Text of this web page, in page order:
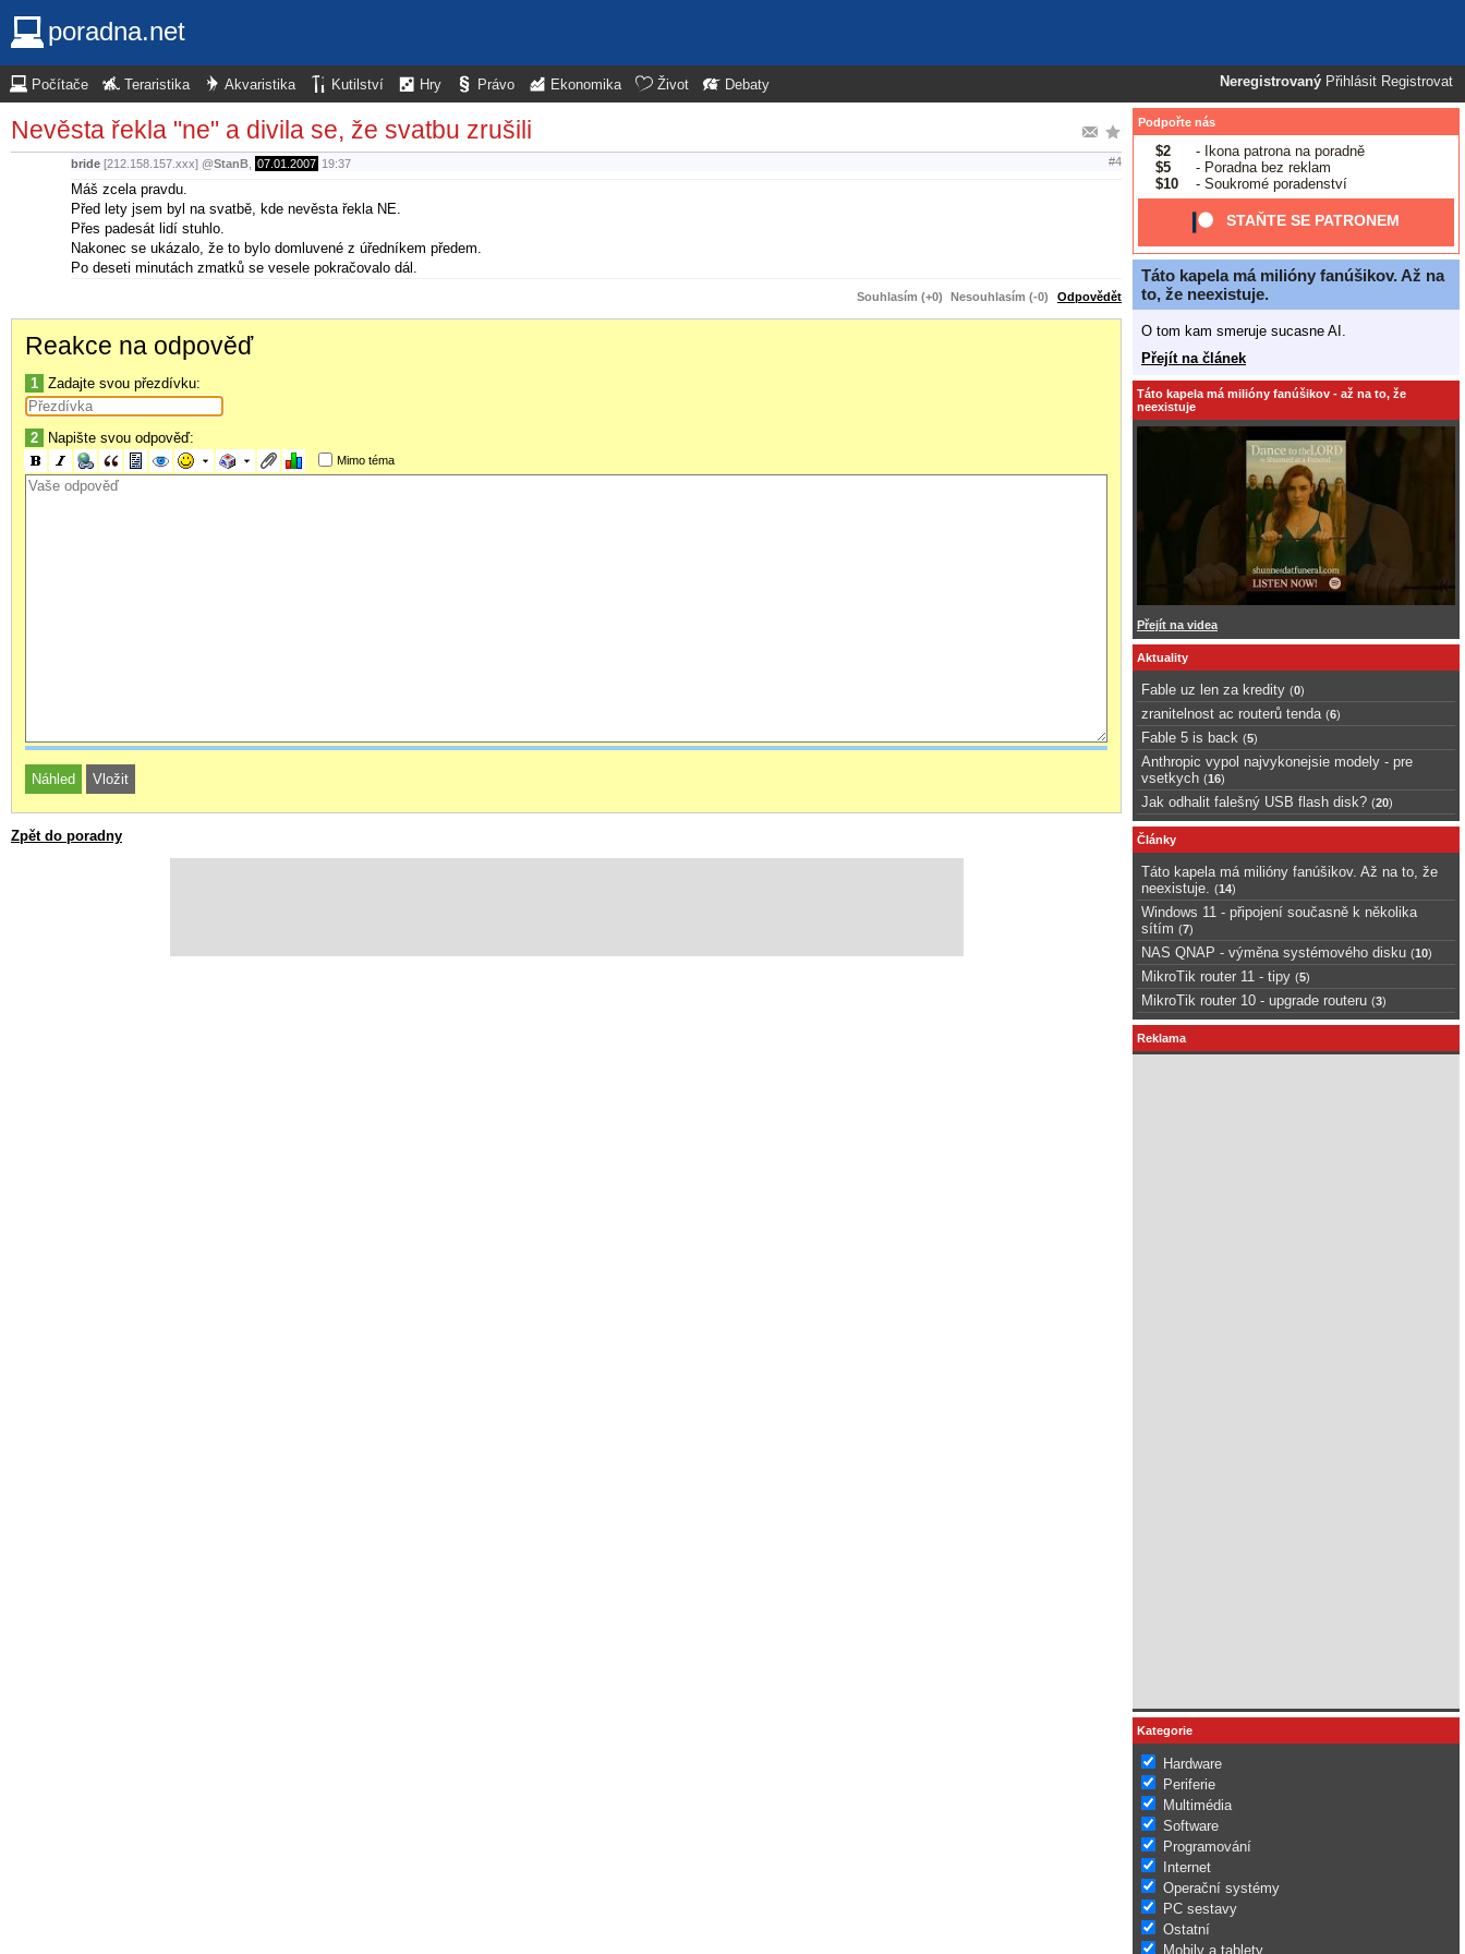
poradna.net
Neregistrovaný Přihlásit Registrovat
Počítače Teraristika Akvaristika Kutilství Hry Právo Ekonomika Život Debaty
Nevěsta řekla "ne" a divila se, že svatbu zrušili
bride [212.158.157.xxx] @StanB 07.01.2007 19:37 #4
Máš zcela pravdu.
Před lety jsem byl na svatbě, kde nevěsta řekla NE.
Přes padesát lidí stuhlo.
Nakonec se ukázalo, že to bylo domluvené z úředníkem předem.
Po deseti minutách zmatků se vesele pokračovalo dál.
Souhlasím (+0) Nesouhlasím (-0) Odpovědět
Reakce na odpověď
1 Zadajte svou přezdívku:
2 Napište svou odpověď:
Mimo téma
Zpět do poradny
Podpořte nás
$2
- Ikona patrona na poradně
$5
- Poradna bez reklam
$10
- Soukromé poradenství
STAŇTE SE PATRONEM
Táto kapela má milióny fanúšikov. Až na
to, že neexistuje.
O tom kam smeruje sucasne AI.
Přejít na článek
Táto kapela má milióny fanúšikov - až na to, že
neexistuje
Přejít na videa
Aktuality
Fable uz len za kredity (0)
zranitelnost ac routerů tenda (6)
Fable 5 is back (5)
Anthropic vypol najvykonejsie modely - pre
vsetkych (16)
Jak odhalit falešný USB flash disk? (20)
Články
Táto kapela má milióny fanúšikov. Až na to, že
neexistuje.
(14)
Windows 11 - připojení současně k několika
sítím (7)
NAS QNAP - výměna systémového disku (10)
MikroTik router 11 - tipy (5)
MikroTik router 10 - upgrade routeru (3)
Reklama
Kategorie
Hardware
Periferie
Multimédia
Software
Programování
Internet
Operační systémy
PC sestavy
Ostatní
Mobily a tablety